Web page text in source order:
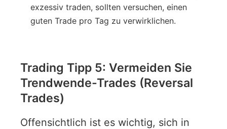
exzessiv traden, sollten versuchen, einen
guten Trade pro Tag zu verwirklichen.
Trading Tipp 5: Vermeiden Sie
Trendwende-Trades (Reversal
Trades)
Offensichtlich ist es wichtig, sich in